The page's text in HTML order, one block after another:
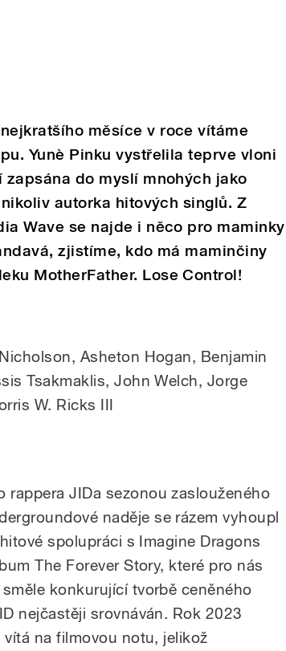
měsíce v roce vítáme
Yunè Pinku vystřelila teprve vloni
do myslí mnohých jako
autorka hitových singlů. Z
Wave se najde i něco pro maminky
zjistíme, kdo má maminčiny
MotherFather. Lose Control!
Asheton Hogan, Benjamin
Tsakmaklis, John Welch, Jorge
W. Ricks III
rappera JIDa sezonou zaslouženého
naděje se rázem vyhoupl
spolupráci s Imagine Dragons
The Forever Story, které pro nás
konkurující tvorbě ceněného
nejčastěji srovnáván. Rok 2023
na filmovou notu, jelikož